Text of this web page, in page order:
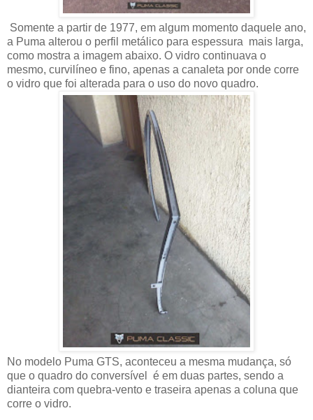
Somente a partir de 1977, em algum momento daquele ano,
a Puma alterou o perfil metálico para espessura mais larga,
como mostra a imagem abaixo. O vidro continuava o
mesmo, curvilíneo e fino, apenas a canaleta por onde corre
o vidro que foi alterada para o uso do novo quadro.
No modelo Puma GTS, aconteceu a mesma mudança, só
que o quadro do conversível é em duas partes, sendo a
dianteira com quebra-vento e traseira apenas a coluna que
corre o vidro.